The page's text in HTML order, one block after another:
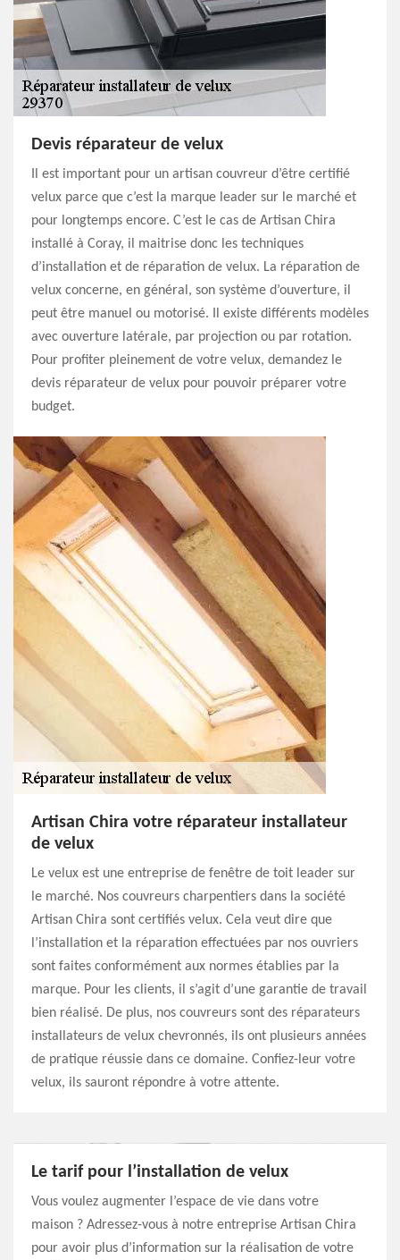
Devis réparateur de velux
Il est important pour un artisan couvreur d’être certifié
velux parce que c’est la marque leader sur le marché et
pour longtemps encore. C’est le cas de Artisan Chira
installé à Coray, il maitrise donc les techniques
d’installation et de réparation de velux. La réparation de
velux concerne, en général, son système d’ouverture, il
peut être manuel ou motorisé. Il existe différents modèles
avec ouverture latérale, par projection ou par rotation.
Pour profiter pleinement de votre velux, demandez le
devis réparateur de velux pour pouvoir préparer votre
budget.
Artisan Chira votre réparateur installateur
de velux
Le velux est une entreprise de fenêtre de toit leader sur
le marché. Nos couvreurs charpentiers dans la société
Artisan Chira sont certifiés velux. Cela veut dire que
l’installation et la réparation effectuées par nos ouvriers
sont faites conformément aux normes établies par la
marque. Pour les clients, il s’agit d’une garantie de travail
bien réalisé. De plus, nos couvreurs sont des réparateurs
installateurs de velux chevronnés, ils ont plusieurs années
de pratique réussie dans ce domaine. Confiez-leur votre
velux, ils sauront répondre à votre attente.
Le tarif pour l’installation de velux
Vous voulez augmenter l’espace de vie dans votre
maison ? Adressez-vous à notre entreprise Artisan Chira
pour avoir plus d’information sur la réalisation de votre